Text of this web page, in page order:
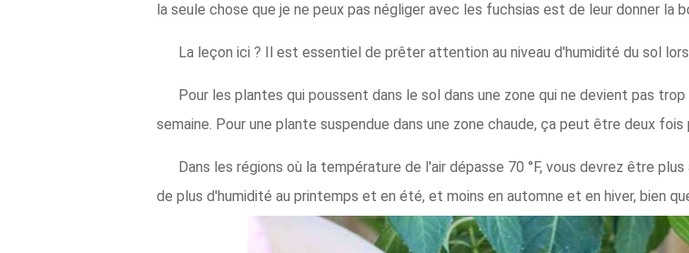
la seule chose que je ne peux pas négliger avec les fuchsias est de leur donner la
La leçon ici ? Il est essentiel de prêter attention au niveau d'humidité du sol
Pour les plantes qui poussent dans le sol dans une zone qui ne devient pas
semaine. Pour une plante suspendue dans une zone chaude, ça peut être deux fois
Dans les régions où la température de l'air dépasse 70 °F, vous devrez être
de plus d'humidité au printemps et en été, et moins en automne et en hiver, bien